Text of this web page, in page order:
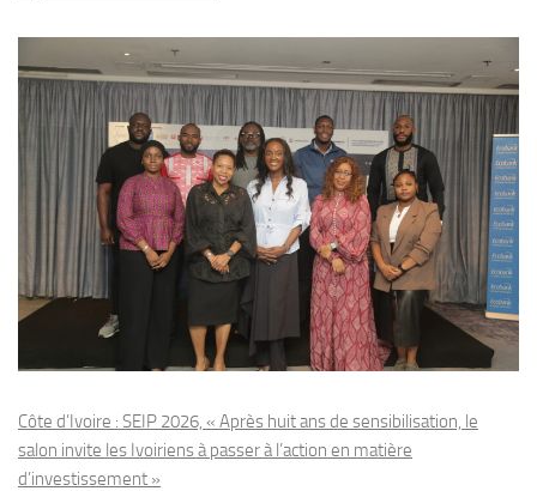
Côte d’Ivoire : SEIP 2026, « Après huit ans de sensibilisation, le
salon invite les Ivoiriens à passer à l’action en matière
d’investissement »